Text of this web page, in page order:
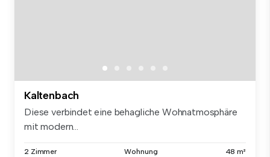
Kaltenbach
Diese verbindet eine behagliche Wohnatmosphäre
mit modern...
2 Zimmer Wohnung 48 m²